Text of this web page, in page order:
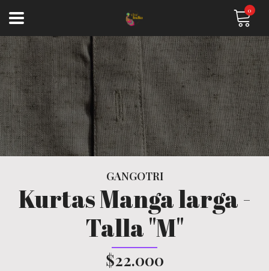
0
GANGOTRI
Kurtas Manga larga -
Talla "M"
$22.000